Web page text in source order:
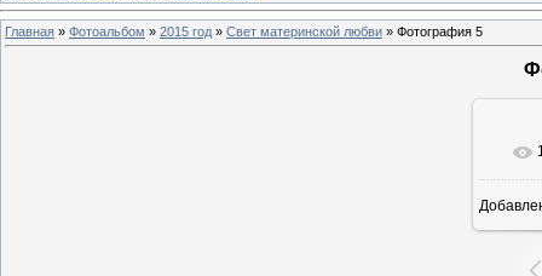
Главная » Фотоальбом » 2015 год » Свет материнской любви » Фотография 5